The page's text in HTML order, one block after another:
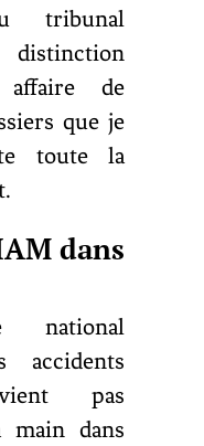
tribunal
distinction
affaire de
que je
toute la
dans
national
accidents
pas
dans